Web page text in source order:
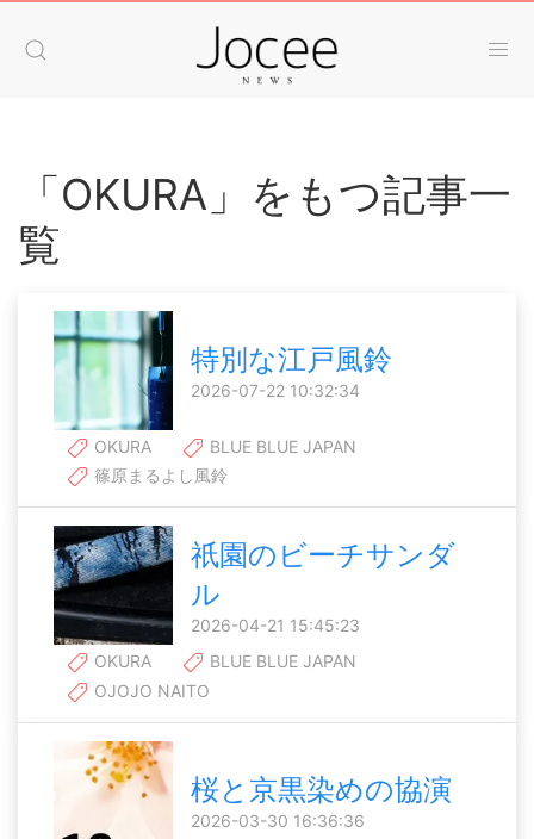
「OKURA」をもつ記事一
覧
特別な江戸風鈴
2026-07-22 10:32:34
OKURA
BLUE BLUE JAPAN
篠原まるよし風鈴
祇園のビーチサンダ
ル
2026-04-21 15:45:23
OKURA
BLUE BLUE JAPAN
OJOJO NAITO
桜と京黒染めの協演
2026-03-30 16:36:36